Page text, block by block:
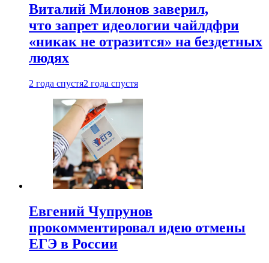
Виталий Милонов заверил,
что запрет идеологии чайлдфри
«никак не отразится» на бездетных
людях
2 года спустя2 года спустя
Евгений Чупрунов
прокомментировал идею отмены
ЕГЭ в России